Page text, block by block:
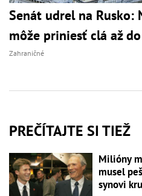
Senát udrel na Rusko:
môže priniesť clá až
Zahraničné
PREČÍTAJTE SI TIEŽ
Milióny
musel
synovi